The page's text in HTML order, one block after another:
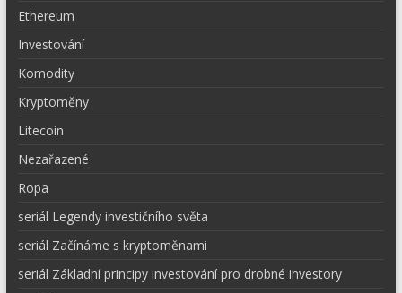
Ethereum
Investování
Komodity
Kryptoměny
Litecoin
Nezařazené
Ropa
seriál Legendy investičního světa
seriál Začínáme s kryptoměnami
seriál Základní principy investování pro drobné investory